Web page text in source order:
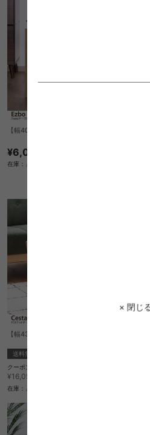
× 閉じ
【幅40cm】Ezbo 2wayテーブル
¥6,050
在庫：△
【
【幅43cm】Cesta バスケットテーブル
送料無料
クーポン利用で
¥16,050→
在庫：△